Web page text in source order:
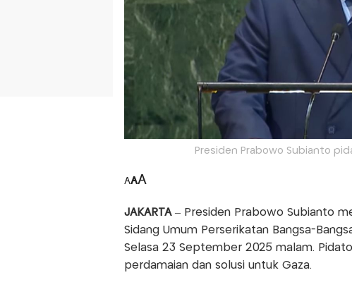
Presiden Prabowo Subianto
AAA
JAKARTA – Presiden Prabowo Subianto
Sidang Umum Perserikatan Bangsa-
Selasa 23 September 2025 malam.
perdamaian dan solusi untuk Gaza.